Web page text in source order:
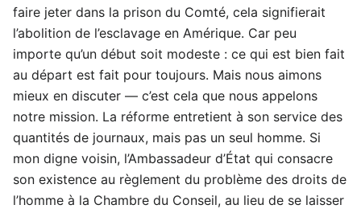
faire jeter dans la prison du Comté, cela signifierait
l’abolition de l’esclavage en Amérique. Car peu
importe qu’un début soit modeste : ce qui est bien fait
au départ est fait pour toujours. Mais nous aimons
mieux en discuter — c’est cela que nous appelons
notre mission. La réforme entretient à son service des
quantités de journaux, mais pas un seul homme. Si
mon digne voisin, l’Ambassadeur d’État qui consacre
son existence au règlement du problème des droits de
l’homme à la Chambre du Conseil, au lieu de se laisser